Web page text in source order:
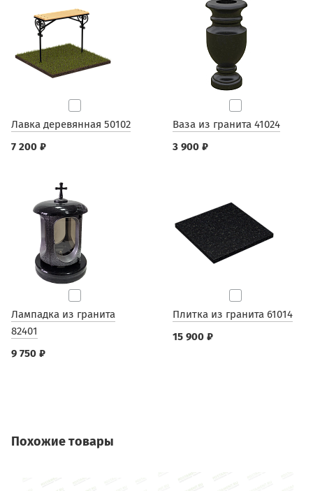
Лавка деревянная 50102
7 200 ₽
Ваза из гранита 41024
3 900 ₽
Лампадка из гранита
82401
9 750 ₽
Плитка из гранита 61014
15 900 ₽
Похожие товары